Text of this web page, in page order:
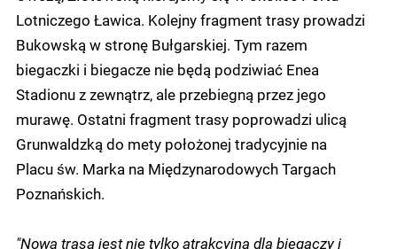
Lotniczego Ławica. Kolejny fragment trasy prowadzi
Bukowską w stronę Bułgarskiej. Tym razem
biegaczki i biegacze nie będą podziwiać Enea
Stadionu z zewnątrz, ale przebiegną przez jego
murawę. Ostatni fragment trasy poprowadzi ulicą
Grunwaldzką do mety położonej tradycyjnie na
Placu św. Marka na Międzynarodowych Targach
Poznańskich.
"Nowa trasa jest nie tylko atrakcyjna dla biegaczy i